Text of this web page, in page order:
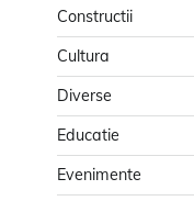
Constructii
Cultura
Diverse
Educatie
Evenimente